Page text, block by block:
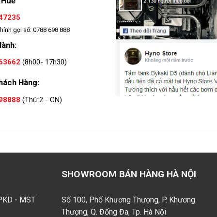
gọi số: 0788 698 888
(8h00- 17h30)
Hàng:
(Thứ 2 - CN)
- MST
SHOWROOM BÁN HÀNG HÀ NỘI
Số 100, Phố Khương Thượng, P. Khương
Thượng, Q. Đống Đa, Tp. Hà Nội